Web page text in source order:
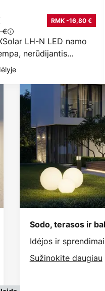
LH-N LED namo
nerūdijantis
RMK -16,80 €
€
Sodo, terasos ir
Idėjos ir
Sužinokite daugiau